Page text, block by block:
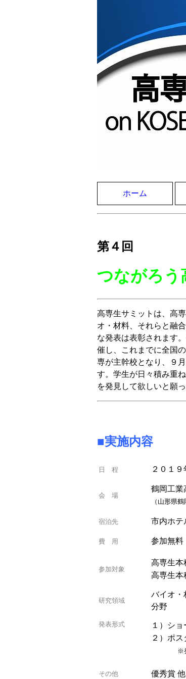
ホーム
第４回
つながろう
高専生サミットは、高
オ・材料、それらと融
な発表は表彰されます
催し、これまでに全国
専が主幹校となり、９
す。学生が日々積み重
を発見して欲しいと願っ
■実施内容
日 程 ２０１
会 場
鶴岡工業
（山形県
宿泊先 市内ホテ
費 用 参加無料
参加対象
高専生本
高専生本
研究領域
バイオ・
分野
発表形式 １）シ
２）ポ
※発表時
その他 優秀賞